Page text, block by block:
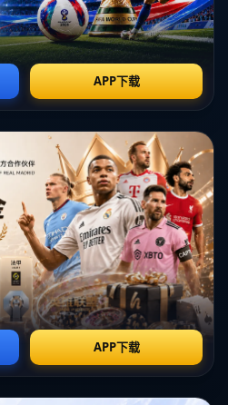
这里是标题
这里是标题
这里是标题